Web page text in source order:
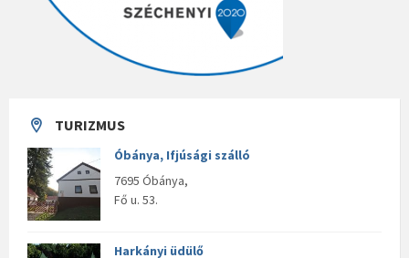
TURIZMUS
Óbánya, Ifjúsági szálló
7695 Óbánya,
Fő u. 53.
Harkányi üdülő